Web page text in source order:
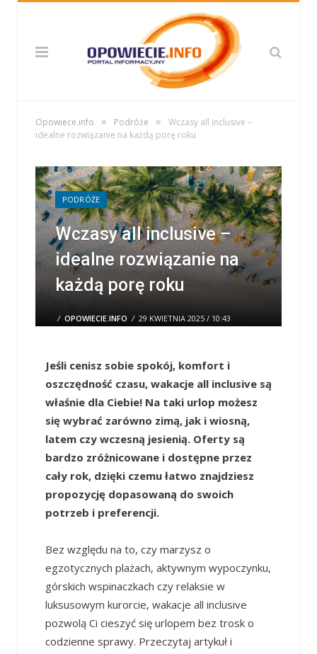
Opowiece.info » Podróże »
Wczasy all inclusive –
idealne rozwiązanie na każdą porę roku
PODRÓŻE
Wczasy all inclusive –
idealne rozwiązanie na
każdą porę roku
/ OPOWIECIE.INFO / 29 KWIETNIA 2025 / 10:43
1 COMMENT
Jeśli cenisz sobie spokój, komfort i
oszczędność czasu, wakacje all inclusive są
właśnie dla Ciebie! Na taki urlop możesz
się wybrać zarówno zimą, jak i wiosną,
latem czy wczesną jesienią. Oferty są
bardzo zróżnicowane i dostępne przez
cały rok, dzięki czemu łatwo znajdziesz
propozycję dopasowaną do swoich
potrzeb i preferencji.
Bez względu na to, czy marzysz o
egzotycznych plażach, aktywnym wypoczynku,
górskich wspinaczkach czy relaksie w
luksusowym kurorcie, wakacje all inclusive
pozwolą Ci cieszyć się urlopem bez trosk o
codzienne sprawy. Przeczytaj artykuł i